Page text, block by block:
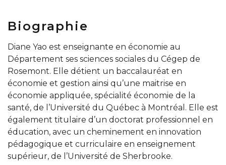
Biographie
Diane Yao est enseignante en économie au
Département ses sciences sociales du Cégep de
Rosemont. Elle détient un baccalauréat en
économie et gestion ainsi qu’une maitrise en
économie appliquée, spécialité économie de la
santé, de l’Université du Québec à Montréal. Elle est
également titulaire d’un doctorat professionnel en
éducation, avec un cheminement en innovation
pédagogique et curriculaire en enseignement
supérieur, de l’Université de Sherbrooke.